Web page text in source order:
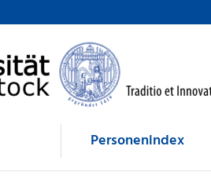
Personenindex